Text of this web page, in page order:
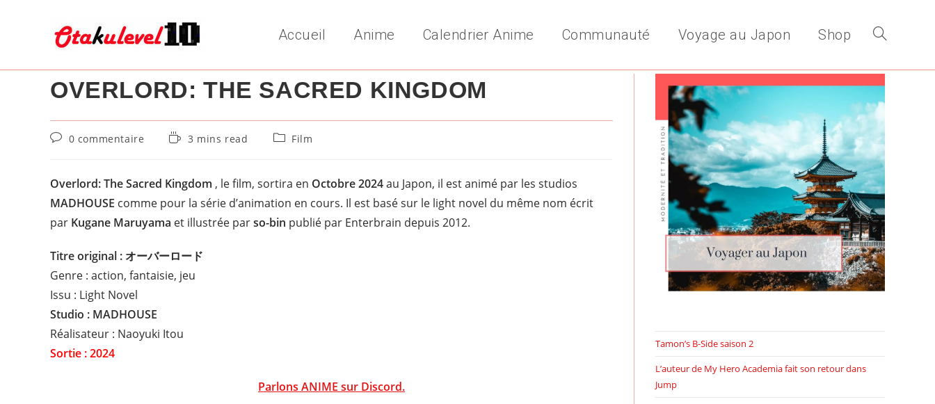
Accueil Anime Calendrier Anime Communauté Voyage au Japon Shop Toggle
website
search
OVERLORD: THE SACRED KINGDOM
Commentaires
publication :
0 commentaire
Temps3 mins read
PostFilm
Overlord: The Sacred Kingdom , le film, sortira en Octobre2024au Japon, il est animé par les studios
MADHOUSE comme pour la série d’animation en cours. Il est basé sur le light novel du même nom écrit
par Kugane Maruyama et illustrée parso-bin publié par Enterbrain depuis 2012.
Titre original : オーバーロード
Genre : action, fantaisie, jeu
Issu : Light Novel
Studio : MADHOUSE
Réalisateur : Naoyuki Itou
Sortie : 2024
Parlons ANIME sur Discord.
Tamon’s B-Side saison 2
L’auteur de My Hero Academia fait son retour dans
Jump